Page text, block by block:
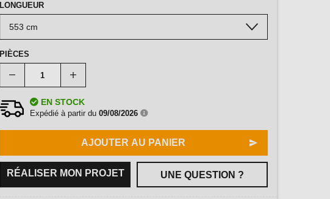
LONGUEUR
PIÈCES
EN STOCK
Expédié à partir du 09/08/2026
AJOUTER AU PANIER
RÉALISER MON PROJET UNE QUESTION ?